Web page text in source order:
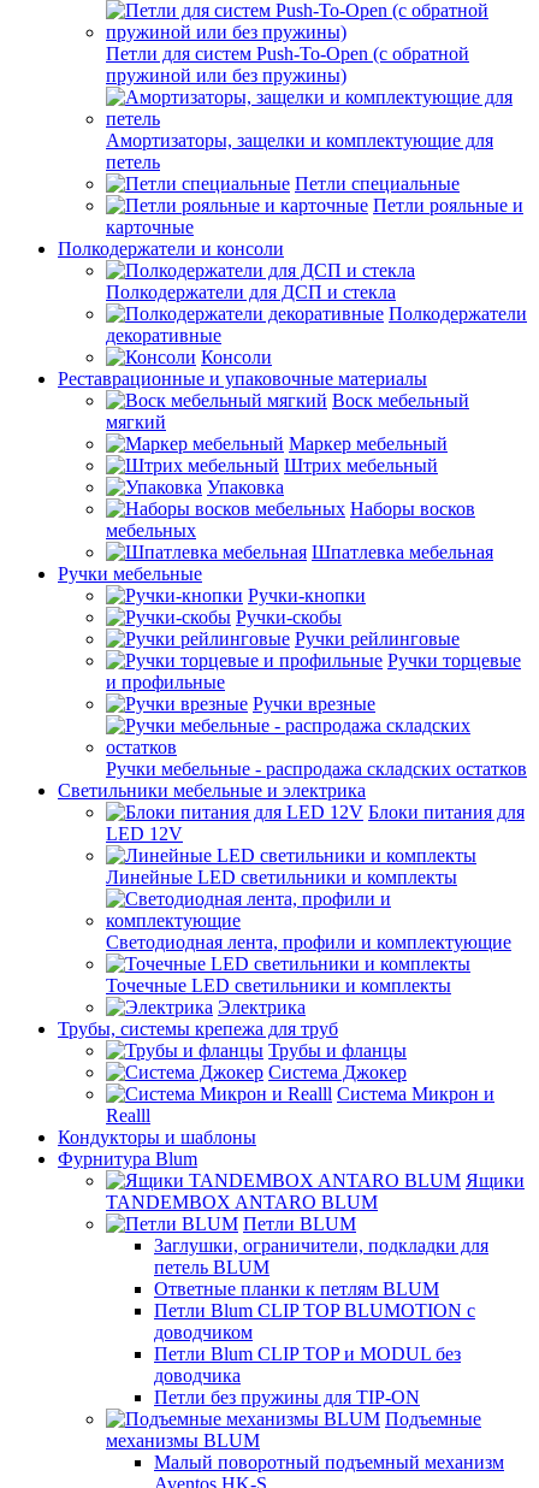
Петли для систем Push-To-Open (с обратной
пружиной или без пружины)
Амортизаторы, защелки и комплектующие для
петель
Петли специальные
Петли рояльные и
карточные
Полкодержатели и консоли
Полкодержатели для ДСП и стекла
Полкодержатели
декоративные
Консоли
Реставрационные и упаковочные материалы
Воск мебельный
мягкий
Маркер мебельный
Штрих мебельный
Упаковка
Наборы восков
мебельных
Шпатлевка мебельная
Ручки мебельные
Ручки-кнопки
Ручки-скобы
Ручки рейлинговые
Ручки торцевые
и профильные
Ручки врезные
Ручки мебельные - распродажа складских остатков
Светильники мебельные и электрика
Блоки питания для
LED 12V
Линейные LED светильники и комплекты
Светодиодная лента, профили и комплектующие
Точечные LED светильники и комплекты
Электрика
Трубы, системы крепежа для труб
Трубы и фланцы
Система Джокер
Система Микрон и
Realll
Кондукторы и шаблоны
Фурнитура Blum
Ящики
TANDEMBOX ANTARO BLUM
Петли BLUM
Заглушки, ограничители, подкладки для
петель BLUM
Ответные планки к петлям BLUM
Петли Blum CLIP TOP BLUMOTION с
доводчиком
Петли Blum CLIP TOP и MODUL без
доводчика
Петли без пружины для TIP-ON
Подъемные
механизмы BLUM
Малый поворотный подъемный механизм
Aventos HK-S